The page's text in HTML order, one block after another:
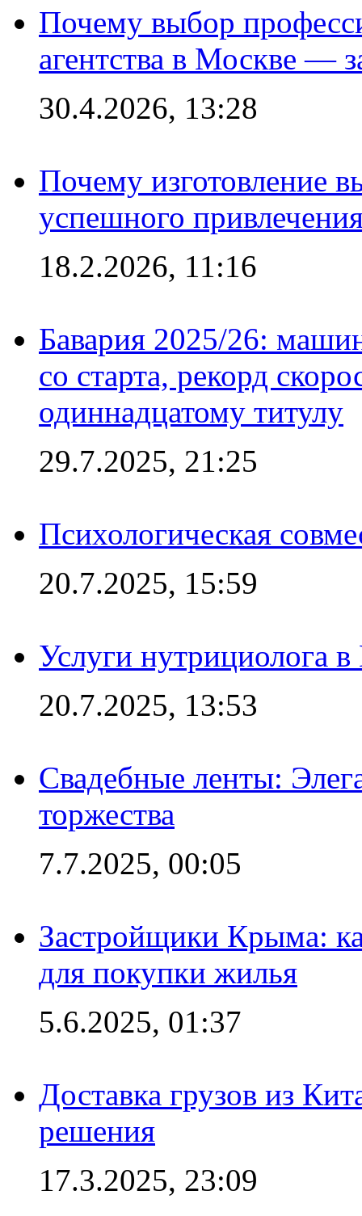
Почему выбор
агентства в Москве —
30.4.2026, 13:28
Почему изготовление
успешного
18.2.2026, 11:16
Бавария 2025/26:
со старта, рекорд
одиннадцатому титулу
29.7.2025, 21:25
Психологическая
20.7.2025, 15:59
Услуги нутрициолога
20.7.2025, 13:53
Свадебные ленты:
торжества
7.7.2025, 00:05
Застройщики Крыма:
для покупки жилья
5.6.2025, 01:37
Доставка грузов из
решения
17.3.2025, 23:09